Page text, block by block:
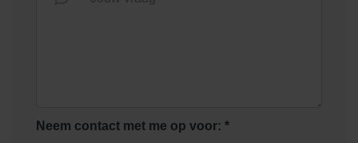
Neem contact met me op voor: *